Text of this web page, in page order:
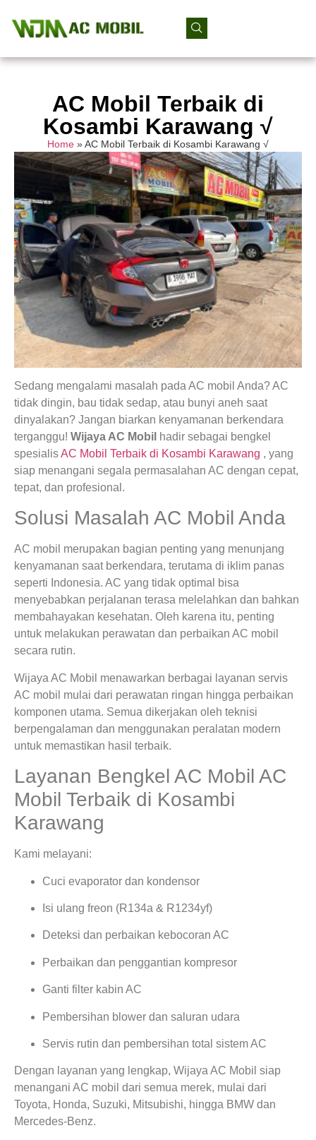
AC Mobil Terbaik di
Kosambi Karawang √
Home » AC Mobil Terbaik di Kosambi Karawang √
Sedang mengalami masalah pada AC mobil Anda? AC
tidak dingin, bau tidak sedap, atau bunyi aneh saat
dinyalakan? Jangan biarkan kenyamanan berkendara
terganggu! Wijaya AC Mobil hadir sebagai bengkel
spesialisAC Mobil Terbaik di Kosambi Karawang , yang
siap menangani segala permasalahan AC dengan cepat,
tepat, dan profesional.
Solusi Masalah AC Mobil Anda
AC mobil merupakan bagian penting yang menunjang
kenyamanan saat berkendara, terutama di iklim panas
seperti Indonesia. AC yang tidak optimal bisa
menyebabkan perjalanan terasa melelahkan dan bahkan
membahayakan kesehatan. Oleh karena itu, penting
untuk melakukan perawatan dan perbaikan AC mobil
secara rutin.
Wijaya AC Mobil menawarkan berbagai layanan servis
AC mobil mulai dari perawatan ringan hingga perbaikan
komponen utama. Semua dikerjakan oleh teknisi
berpengalaman dan menggunakan peralatan modern
untuk memastikan hasil terbaik.
Layanan Bengkel AC Mobil AC
Mobil Terbaik di Kosambi
Karawang
Kami melayani:
Cuci evaporator dan kondensor
Isi ulang freon (R134a & R1234yf)
Deteksi dan perbaikan kebocoran AC
Perbaikan dan penggantian kompresor
Ganti filter kabin AC
Pembersihan blower dan saluran udara
Servis rutin dan pembersihan total sistem AC
Dengan layanan yang lengkap, Wijaya AC Mobil siap
menangani AC mobil dari semua merek, mulai dari
Toyota, Honda, Suzuki, Mitsubishi, hingga BMW dan
Mercedes-Benz.